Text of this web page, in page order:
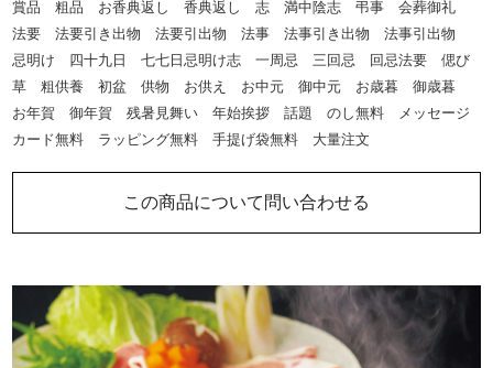
この商品について問い合わせる
賞品 粗品 お香典返し 香典返し 志 満中陰志 弔事 会葬御礼
法要 法要引き出物 法要引出物 法事 法事引き出物 法事引出物
忌明け 四十九日 七七日忌明け志 一周忌 三回忌 回忌法要 偲び
草 粗供養 初盆 供物 お供え お中元 御中元 お歳暮 御歳暮
お年賀 御年賀 残暑見舞い 年始挨拶 話題 のし無料 メッセージ
カード無料 ラッピング無料 手提げ袋無料 大量注文